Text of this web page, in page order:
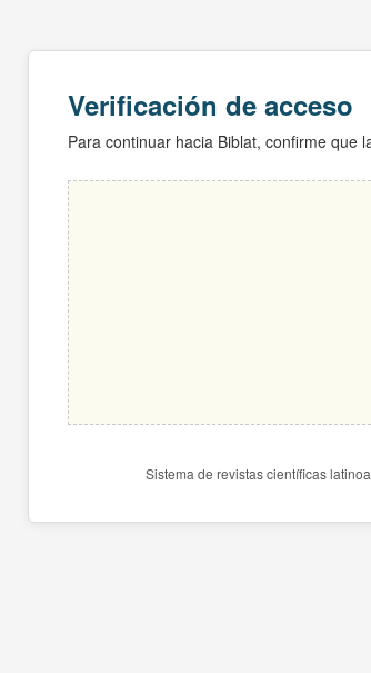
Verificación de acceso
Para continuar hacia Biblat, confirme que
Sistema de revistas científicas